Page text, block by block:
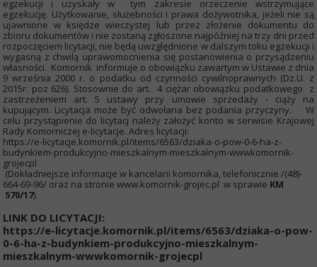
egzekucji i uzyskały w tym zakresie orzeczenie wstrzymujące
egzekucję. Użytkowanie, służebności i prawa dożywotnika, jeżeli nie są
ujawnione w księdze wieczystej lub przez złożenie dokumentu do
zbioru dokumentów i nie zostaną zgłoszone najpóźniej na trzy dni przed
rozpoczęciem licytacji, nie będą uwzględnione w dalszym toku egzekucji i
wygasną z chwilą uprawomocnienia się postanowienia o przysądzeniu
własności. Komornik informuje o obowiązku zawartym w Ustawie z dnia
9 września 2000 r. o podatku od czynności cywilnoprawnych (Dz.U. z
2015r. poz 626). Stosownie do art. 4 ciężar obowiązku podatkowego z
zastrzeżeniem art. 5 ustawy przy umowie sprzedaży - ciąży na
kupującym. Licytacja może być odwołana bez podania przyczyny. W
celu przystąpienie do licytacj należy założyć konto w serwisie Krajowej
Rady Komorniczej e-licytacje. Adres licytacji:
https://e-licytacje.komornik.pl/items/6563/dziaka-o-pow-0-6-ha-z-
budynkiem-produkcyjno-mieszkalnym-mieszkalnym-wwwkomornik-
grojecpl
(Dokładniejsze informacje w kancelarii komornika, telefonicznie /(48)-
664-69-96/ oraz na stronie www.komornik-grojec.pl w sprawie KM
570/17).
LINK DO LICYTACJI:
https://e-licytacje.komornik.pl/items/6563/dziaka-o-pow-
0-6-ha-z-budynkiem-produkcyjno-mieszkalnym-
mieszkalnym-wwwkomornik-grojecpl